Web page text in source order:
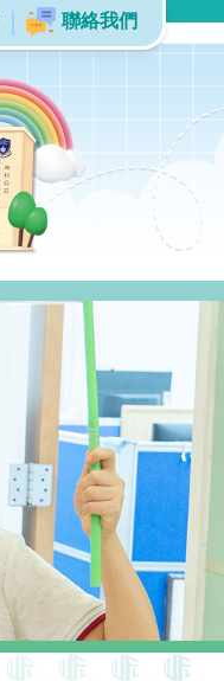
聯絡我們